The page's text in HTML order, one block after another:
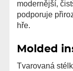
modernější,
podporuje
hře.
Molded
Tvarovaná